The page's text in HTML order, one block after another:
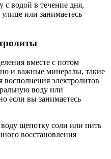
с водой в течение дня,
или занимаетесь
вместе с потом
но и важные минералы, такие
электролитов
воду или
если вы занимаетесь
щепотку соли или пить
восстановления